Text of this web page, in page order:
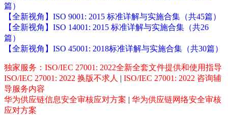
篇）
【全新视角】ISO 9001: 2015 标准详解与实施合集（共45篇）
【全新视角】ISO 14001: 2015 标准详解与实施合集（共26
篇）
【全新视角】ISO 45001: 2018标准详解与实施合集（共30篇）
独家服务：ISO/IEC 27001: 2022全新全套文件提供和使用指导
ISO/IEC 27001: 2022 换版不求人 | ISO/IEC 27001: 2022 咨询辅
导服务内容
华为供应链信息安全审核应对方案 | 华为供应链网络安全审核
应对方案